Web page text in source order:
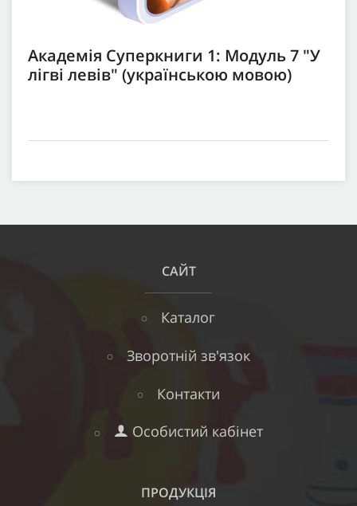
Академія Суперкниги 1: Модуль 7 "У
лігві левів" (українською мовою)
САЙТ
Каталог
Зворотній зв'язок
Контакти
Особистий кабінет
ПРОДУКЦІЯ